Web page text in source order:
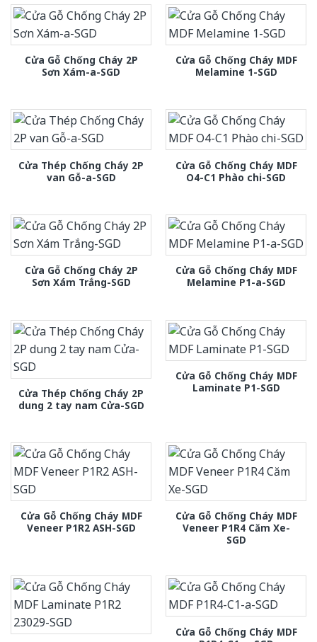
Cửa Gỗ Chống Cháy 2P
Sơn Xám-a-SGD
Cửa Gỗ Chống Cháy MDF
Melamine 1-SGD
Cửa Thép Chống Cháy 2P
van Gỗ-a-SGD
Cửa Gỗ Chống Cháy MDF
O4-C1 Phào chi-SGD
Cửa Gỗ Chống Cháy 2P
Sơn Xám Trắng-SGD
Cửa Gỗ Chống Cháy MDF
Melamine P1-a-SGD
Cửa Thép Chống Cháy 2P
dung 2 tay nam Cửa-SGD
Cửa Gỗ Chống Cháy MDF
Laminate P1-SGD
Cửa Gỗ Chống Cháy MDF
Veneer P1R2 ASH-SGD
Cửa Gỗ Chống Cháy MDF
Veneer P1R4 Căm Xe-
SGD
Cửa Gỗ Chống Cháy MDF